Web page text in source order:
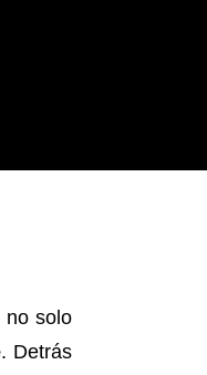
no solo
. Detrás